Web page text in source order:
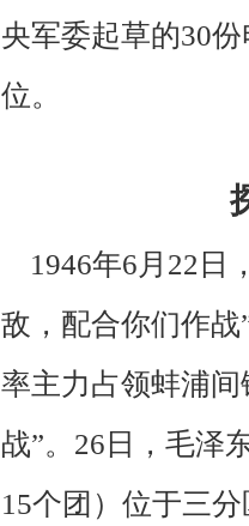
央军委起草的30份
位。
1946年6月22日
敌，配合你们作
率主力占领蚌浦间
战”。26日，毛泽
15个团）位于三分